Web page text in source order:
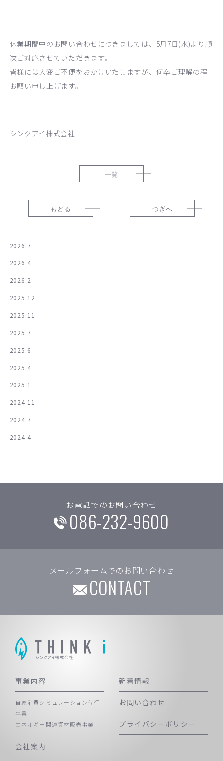
休業期間中のお問い合わせにつきましては、5月7日(水)より順
次ご対応させていただきます。
皆様には大変ご不便をおかけいたしますが、何卒ご理解の程
お願い申し上げます。
シンクアイ株式会社
一覧
もどる つぎへ
2026.7
2026.4
2026.2
2025.12
2025.11
2025.7
2025.6
2025.4
2025.1
2024.11
2024.7
2024.4
お電話でのお問い合わせ
086-232-9600
メールフォームでのお問い合わせ
CONTACT
事業内容
自家消費シミュレーション代行
事業
エネルギー関連資材販売事業
会社案内
新着情報
お問い合わせ
プライバシーポリシー